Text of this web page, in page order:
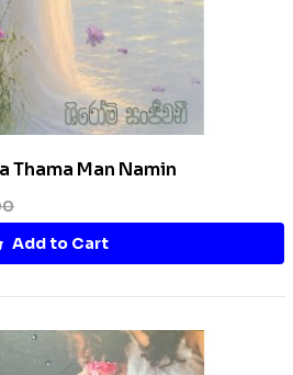
Thama Man Namin
Add to Cart